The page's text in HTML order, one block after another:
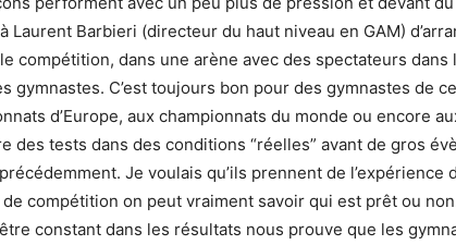
Laurent Barbieri (directeur du haut niveau en GAM)
compétition, dans une arène avec des spectateurs dans
gymnastes. C’est toujours bon pour des gymnastes de
d’Europe, aux championnats du monde ou encore
des tests dans des conditions “réelles” avant de gros
Je voulais qu’ils prennent de l’expérience
compétition on peut vraiment savoir qui est prêt ou
constant dans les résultats nous prouve que les